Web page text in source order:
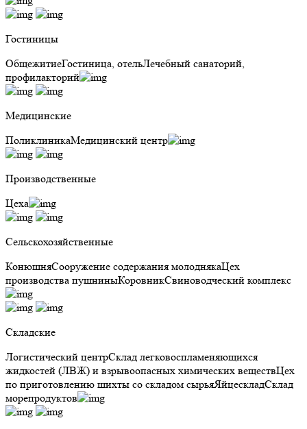
Гостиницы
ОбщежитиеГостиница, отельЛечебный санаторий,
профилакторий
Медицинские
ПоликлиникаМедицинский центр
Производственные
Цеха
Сельскохозяйственные
КонюшняСооружение содержания молоднякаЦех
производства пушниныКоровникСвиноводческий комплекс
Складские
Логистический центрСклад легковоспламеняющихся
жидкостей (ЛВЖ) и взрывоопасных химических веществЦех
по приготовлению шихты со складом сырьяЯйцескладСклад
морепродуктов